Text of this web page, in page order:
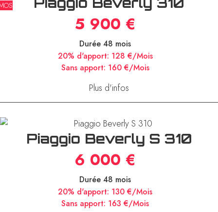
Piaggio Beverly 310
5 900 €
Durée 48 mois
20% d'apport:128 €/Mois
Sans apport:160 €/Mois
Piaggio Beverly S 310
6 000 €
Durée 48 mois